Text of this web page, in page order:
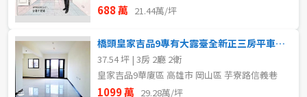
688 萬 21.44萬/坪
橋頭皇家吉品9專有大露臺全新正三房平車優質華廈 岡山區買賣房
37.54 坪 | 3房 2廳 2衛
皇家吉品9華廈區 高雄市 岡山區 芋寮路信義巷
1099 萬 29.28萬/坪